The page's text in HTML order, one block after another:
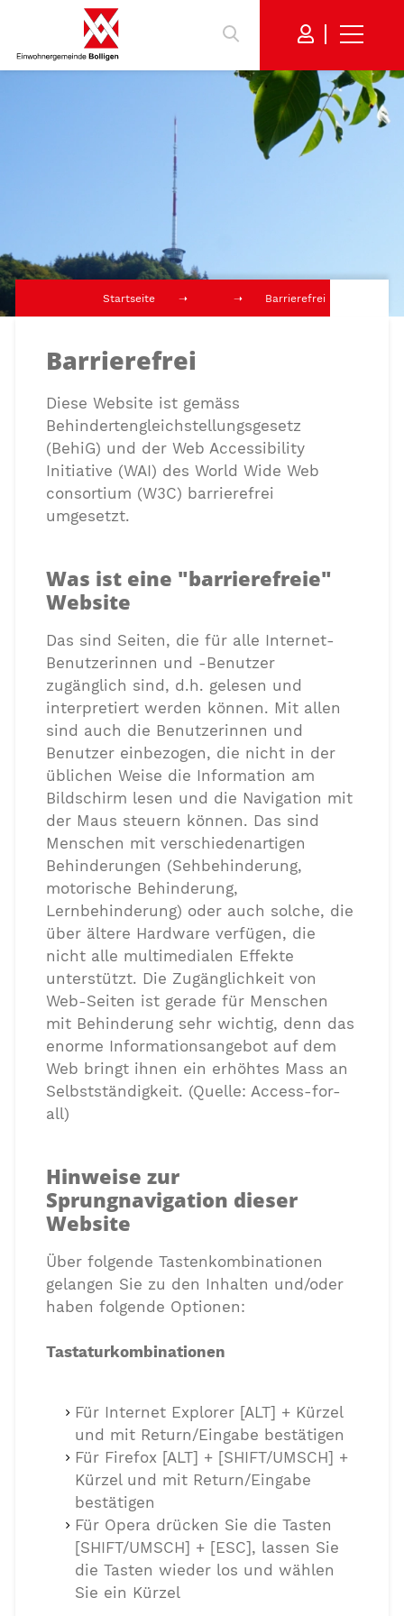
Startseite Barrierefrei
Barrierefrei
Diese Website ist gemäss
Behindertengleichstellungsgesetz
(BehiG) und der Web Accessibility
Initiative (WAI) des World Wide Web
consortium (W3C) barrierefrei
umgesetzt.
Was ist eine "barrierefreie"
Website
Das sind Seiten, die für alle Internet-
Benutzerinnen und -Benutzer
zugänglich sind, d.h. gelesen und
interpretiert werden können. Mit allen
sind auch die Benutzerinnen und
Benutzer einbezogen, die nicht in der
üblichen Weise die Information am
Bildschirm lesen und die Navigation mit
der Maus steuern können. Das sind
Menschen mit verschiedenartigen
Behinderungen (Sehbehinderung,
motorische Behinderung,
Lernbehinderung) oder auch solche, die
über ältere Hardware verfügen, die
nicht alle multimedialen Effekte
unterstützt. Die Zugänglichkeit von
Web-Seiten ist gerade für Menschen
mit Behinderung sehr wichtig, denn das
enorme Informationsangebot auf dem
Web bringt ihnen ein erhöhtes Mass an
Selbstständigkeit. (Quelle: Access-for-
all)
Hinweise zur
Sprungnavigation dieser
Website
Über folgende Tastenkombinationen
gelangen Sie zu den Inhalten und/oder
haben folgende Optionen:
Tastaturkombinationen
Für Internet Explorer [ALT] + Kürzel
und mit Return/Eingabe bestätigen
Für Firefox [ALT] + [SHIFT/UMSCH] +
Kürzel und mit Return/Eingabe
bestätigen
Für Opera drücken Sie die Tasten
[SHIFT/UMSCH] + [ESC], lassen Sie
die Tasten wieder los und wählen
Sie ein Kürzel